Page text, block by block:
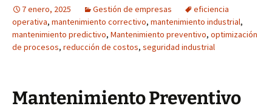
7 enero, 2025 Gestión de empresas
eficiencia
operativa, mantenimiento correctivo, mantenimiento industrial,
mantenimiento predictivo, Mantenimiento preventivo, optimización
de procesos, reducción de costos, seguridad industrial
Mantenimiento Preventivo